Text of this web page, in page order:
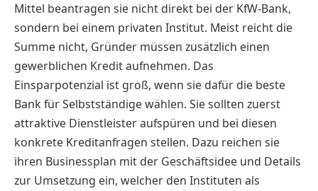
Mittel beantragen sie nicht direkt bei der KfW-Bank,
sondern bei einem privaten Institut. Meist reicht die
Summe nicht, Gründer müssen zusätzlich einen
gewerblichen Kredit aufnehmen. Das
Einsparpotenzial ist groß, wenn sie dafür die beste
Bank für Selbstständige wählen. Sie sollten zuerst
attraktive Dienstleister aufspüren und bei diesen
konkrete Kreditanfragen stellen. Dazu reichen sie
ihren Businessplan mit der Geschäftsidee und Details
zur Umsetzung ein, welcher den Instituten als